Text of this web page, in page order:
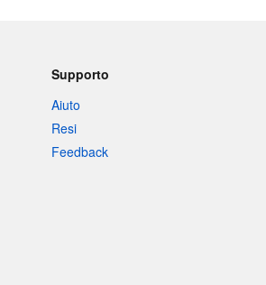
Supporto
Aiuto
Resi
Feedback